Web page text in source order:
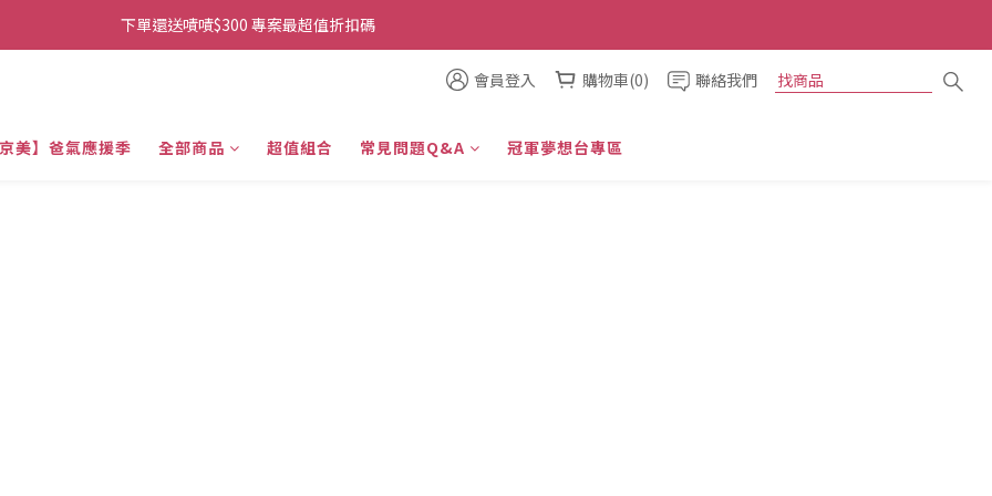
👉首次加入官方line送$200折價卷👈
下單還送嘖嘖$300 專案最超值折扣碼
會員登入 購物車(0) 聯絡我們
京美】爸氣應援季 全部商品 超值組合 常見問題Q&A 冠軍夢想台專區